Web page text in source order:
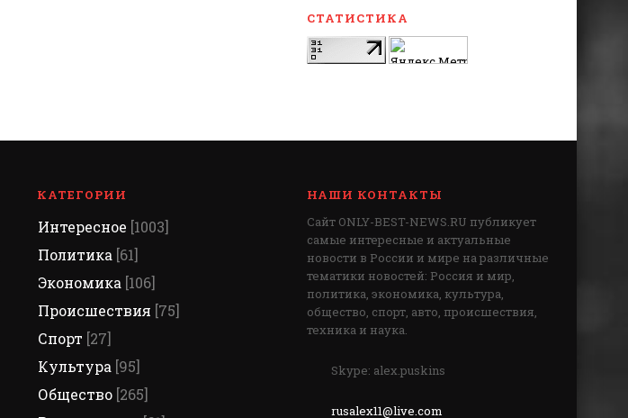
СТАТИСТИКА
КАТЕГОРИИ
Интересное [1003]
Политика [61]
Экономика [106]
Происшествия [75]
Спорт [27]
Культура [95]
Общество [265]
НАШИ КОНТАКТЫ
Сайт ONLY-BEST-NEWS.RU публикует
самые интересные и актуальные
новости в России и мире на различные
тематики новостей: Россия и мир,
политика, экономика, культура,
общество, спорт, авто, происшествия,
техника и наука.
Skype: alex.puskins
rusalex11@live.com